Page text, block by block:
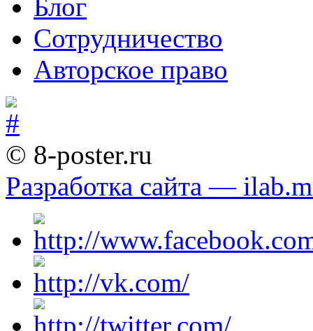
Блог
Сотрудничество
Авторское право
© 8-poster.ru
Разработка сайта —